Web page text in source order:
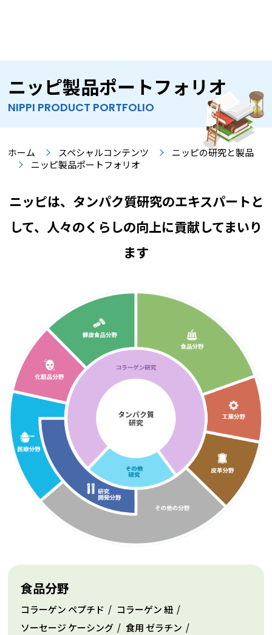
ニッピ製品ポートフォリオ
NIPPI PRODUCT PORTFOLIO
ホーム スペシャルコンテンツ
ニッピの研究と製品
ニッピ製品ポートフォリオ
ニッピは、タンパク質研究のエキスパートと
して、人々のくらしの向上に貢献してまいり
ます
食品分野
コラーゲン ペプチド コラーゲン紐
ソーセージ ケーシング 食用 ゼラチン
コラーゲンペプチド
ニッピペプタイド